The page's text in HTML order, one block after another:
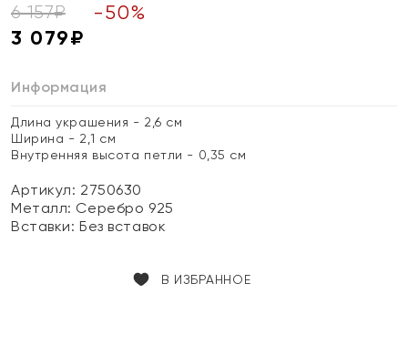
6 157₽ -50%
3 079₽
Информация
Длина украшения - 2,6 см
Ширина - 2,1 см
Внутренняя высота петли - 0,35 см
Артикул: 2750630
Металл: Серебро 925
Вставки:Без вставок
В ИЗБРАННОЕ